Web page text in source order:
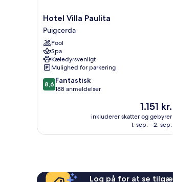
Hotel
Villa
Paulita
Puigcerda
Hotel Villa Paulita
Puigcerda
Pool
Spa
Kæledyrsvenligt
Mulighed for parkering
8.6
ud
anmeldelser
8,6 Fantastisk
188 anmeldelser
Prisen
er
1.151 kr.
1.151 kr.
inkluderer skatter og gebyrer
1. sep. - 2. sep.
Log på for at se